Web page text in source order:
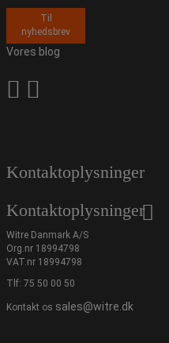
Til
nyhedsbrev
Vores blog
Kontaktoplysninger
Kontaktoplysninger
Witre Danmark A/S
Org.nr 18994798
VAT.nr 18994798
Tlf: 75 50 00 50
Kontakt os sales@witre.dk